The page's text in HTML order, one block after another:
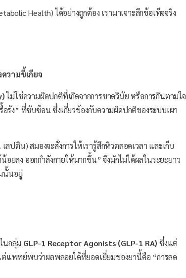
Health) ได้อย่างถูกต้อง เรามาเจาะลึกข้อเท็จจริง
วามขี้เกียจ
ไม่ใช่ความผิดปกติที่เกิดจากการขาดวินัย หรือการกินตามใจ
รัง” ที่ซับซ้อน ซึ่งเกี่ยวข้องกับความผิดปกติของระบบเผา
ปติน) สมองจะสั่งการให้เรารู้สึกหิวตลอดเวลา และเก็บ
ลง ออกกำลังกายให้มากขึ้น” จึงมักไม่ได้ผลในระยะยาว
นั้นอยู่
นกลุ่ม GLP-1 Receptor Agonists (GLP-1 RA) ซึ่งแต่
แพทย์พบว่าผลพลอยได้ที่ยอดเยี่ยมของยานี้คือ “การลด